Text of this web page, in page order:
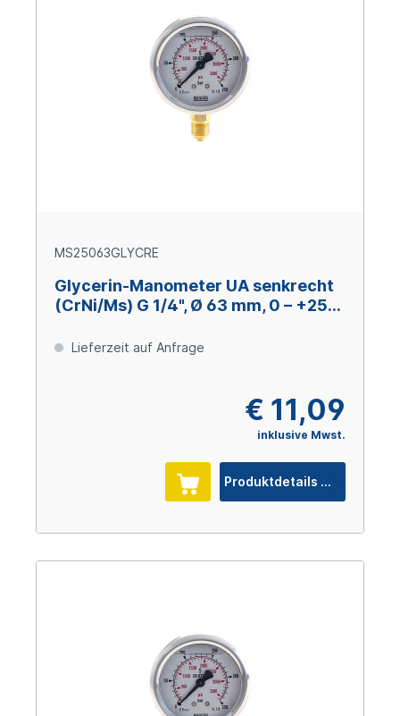
MS25063GLYCRE
Glycerin-Manometer UA senkrecht
(CrNi/Ms) G 1/4", Ø 63 mm, 0 – +250
Lieferzeit auf Anfrage
€ 11,09
inklusive Mwst.
Produktdetails